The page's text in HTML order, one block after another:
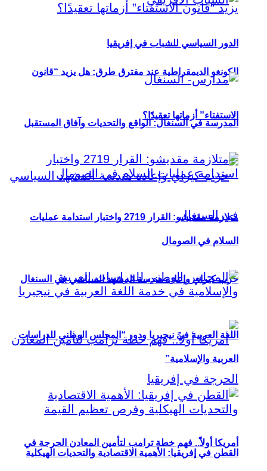
الكونغو الديمقراطية عند مفترق طرق: هل يزيد “قانون
الاستفتاء” أزماتها تعقيدًا؟
حزب كيراي وإعادة هندسة المشهد السياسي في السنغال
أمريكا أولاً.. فهم خطة ترامب لتأمين المعادن الحرجة في
الدور السياسي للشباب في إفريقيا
المدرسة في السنغال: الواقع والتحديات وآفاق المستقبل
متلازمة مقديشو: القرار 2719 واختبار استدامة عمليات
السلام في الصومال
اللغة العربية في نيجيريا ودور “المجلس الوطني للدراسات
العربية والإسلامية”
القطن في إفريقيا: الأهمية الاقتصادية والتحديات الهيكلية